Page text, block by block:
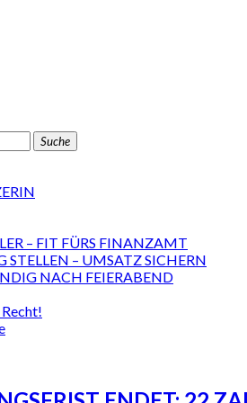
– FIT FÜRS FINANZAMT
STELLEN – UMSATZ SICHERN
NACH FEIERABEND